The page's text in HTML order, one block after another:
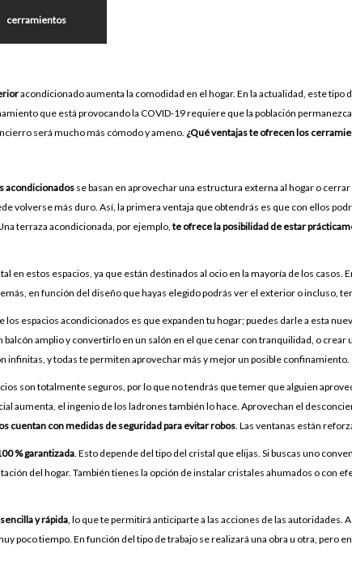
cerramientos
acondicionado aumenta la comodidad en el hogar. En la actualidad, este tipo
que está provocando la COVID-19 requiere que la población permanezca
será mucho más cómodo y ameno. ¿Qué ventajas te ofrecen los
acondicionadosse basan en aprovechar una estructura externa al hogar o
volverse más duro. Así, la primera ventaja que obtendrás es que con ellos
terraza acondicionada, por ejemplo, te ofrece la posibilidad de estar
en estos espacios, ya que están destinados al ocio en la mayoría de los casos.
en función del diseño que hayas elegido podrás ver el exterior o incluso,
espacios acondicionados es que expanden tu hogar; puedes darle a esta
amplio y convertirlo en un salón en el que cenar con tranquilidad, o
infinitas, y todas te permiten aprovechar más y mejor un posible confinamiento.
son totalmente seguros, por lo que no tendrás que temer que alguien
aumenta, el ingenio de los ladrones también lo hace. Aprovechan el
cuentan con medidas de seguridad para evitar robos. Las ventanas están
% garantizada. Esto depende del tipo del cristal que elijas. Si buscas uno
del hogar. También tienes la opción de instalar cristales ahumados o con
y rápida, lo que te permitirá anticiparte a las acciones de las autoridades.
poco tiempo. En función del tipo de trabajo se realizará una obra u otra, pero